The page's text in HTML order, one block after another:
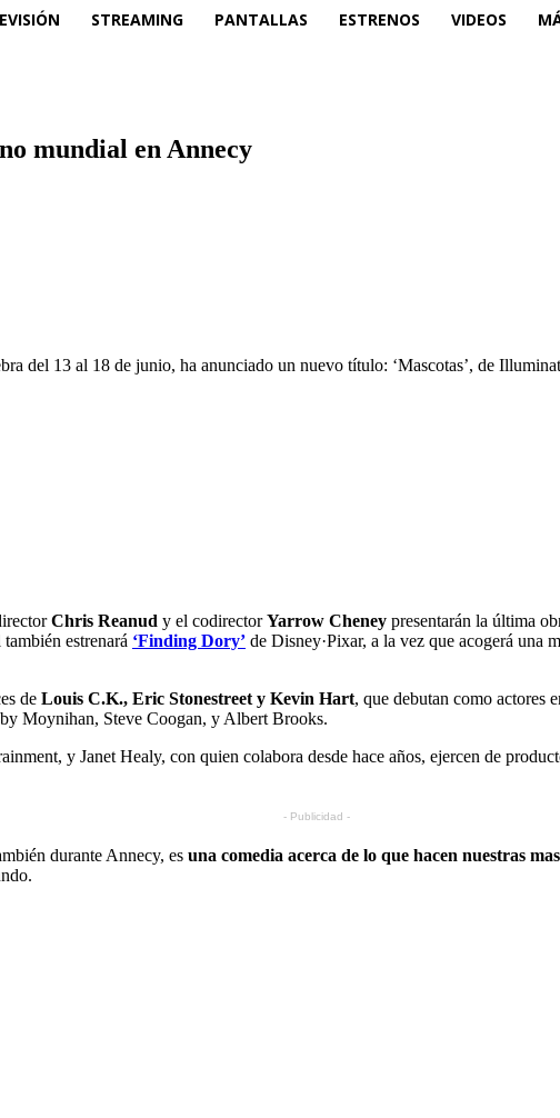
STREAMING PANTALLAS ESTRENOS VIDEOS
mundial en Annecy
del 13 al 18 de junio, ha anunciado un nuevo título: ‘Mascotas’, de
Chris Reanud y el codirectorYarrow Cheney presentarán la última
estrenará ‘Finding Dory’ de Disney·Pixar, a la vez que acogerá una
de Louis C.K., Eric Stonestreet y Kevin Hart, que debutan como actores
Moynihan, Steve Coogan, y Albert Brooks.
y Janet Healy, con quien colabora desde hace años, ejercen de
- Publicidad -
durante Annecy, es una comedia acerca de lo que hacen nuestras